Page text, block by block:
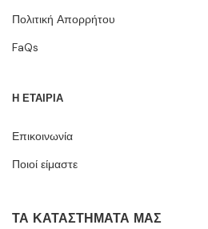
Πολιτική Απορρήτου
FaQs
Η ΕΤΑΙΡΙΑ
Επικοινωνία
Ποιοί είμαστε
ΤΑ ΚΑΤΑΣΤΉΜΑΤΆ ΜΑΣ